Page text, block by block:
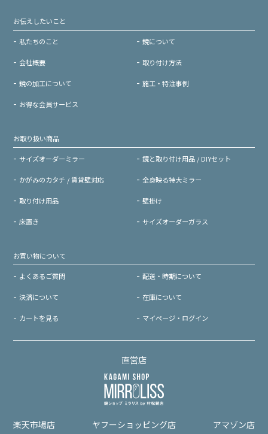
お伝えしたいこと
私たちのこと 鏡について
会社概要 取り付け方法
鏡の加工について 施工・特注事例
お得な会員サービス
お取り扱い商品
サイズオーダーミラー 鏡と取り付け用品 / DIYセット
かがみのカタチ / 賃貸壁対応 全身映る特大ミラー
取り付け用品 壁掛け
床置き サイズオーダーガラス
お買い物について
よくあるご質問 配送・時期について
決済について 在庫について
カートを見る マイページ・ログイン
直営店
楽天市場店 ヤフーショッピング店 アマゾン店